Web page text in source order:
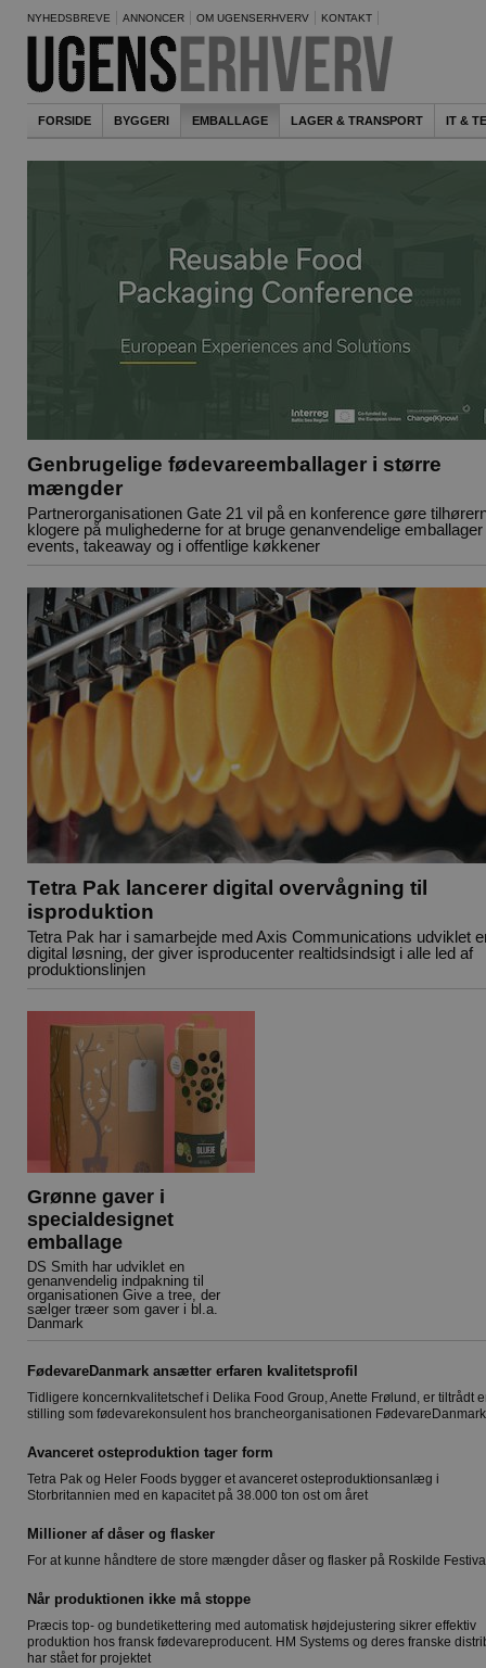
NYHEDSBREVE ANNONCER OM UGENSERHVERV KONTAKT
FORSIDE BYGGERI EMBALLAGE LAGER & TRANSPORT IT &
Genbrugelige fødevareemballager i større
mængder
Partnerorganisationen Gate 21 vil på en konference gøre
klogere på mulighederne for at bruge genanvendelige emballager
events, takeaway og i offentlige køkkener
Tetra Pak lancerer digital overvågning til
isproduktion
Tetra Pak har i samarbejde med Axis Communications udviklet
digital løsning, der giver isproducenter realtidsindsigt i alle led af
produktionslinjen
Grønne gaver i
specialdesignet
emballage
DS Smith har udviklet en
genanvendelig indpakning til
organisationen Give a tree, der
sælger træer som gaver i bl.a.
Danmark
FødevareDanmark ansætter erfaren kvalitetsprofil
Tidligere koncernkvalitetschef i Delika Food Group, Anette Frølund, er tiltrådt
stilling som fødevarekonsulent hos brancheorganisationen
Avanceret osteproduktion tager form
Tetra Pak og Heler Foods bygger et avanceret osteproduktionsanlæg i
Storbritannien med en kapacitet på 38.000 ton ost om året
Millioner af dåser og flasker
For at kunne håndtere de store mængder dåser og flasker på Roskilde
Når produktionen ikke må stoppe
Præcis top- og bundetikettering med automatisk højdejustering sikrer effektiv
produktion hos fransk fødevareproducent. HM Systems og deres franske
har stået for projektet